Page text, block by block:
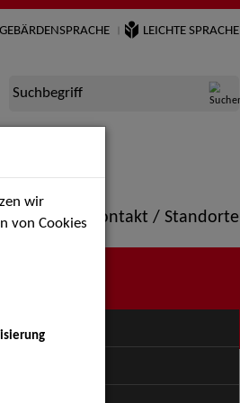
GEBÄRDENSPRACHE LEICHTE SPRACHE
Suchbegriff
Portfolio Kontakt / Standorte
wir
von Cookies